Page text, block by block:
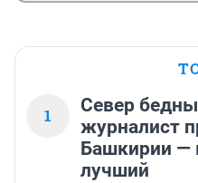
1
Север
журналист
Башкирии —
лучший